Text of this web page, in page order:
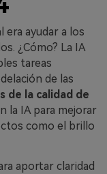
ayudar a los
¿Cómo? La IA
tareas
de las
de la calidad de
la IA para mejorar
como el brillo
aportar claridad